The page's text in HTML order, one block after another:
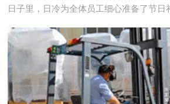
日子里，日冷为全体员工细心准备了节